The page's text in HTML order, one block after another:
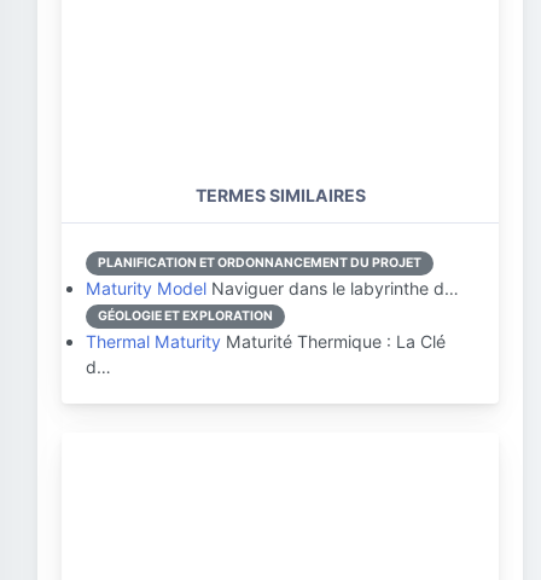
TERMES SIMILAIRES
PLANIFICATION ET ORDONNANCEMENT DU PROJET
Maturity Model Naviguer dans le labyrinthe d…
GÉOLOGIE ET EXPLORATION
Thermal Maturity Maturité Thermique : La Clé
d…